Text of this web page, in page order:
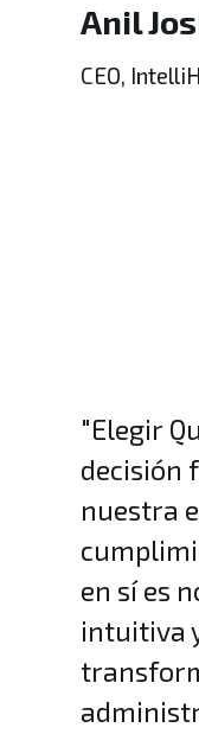
Anil
CEO, IntelliH
"Elegir
decisión
nuestra
en sí es
intuitiva